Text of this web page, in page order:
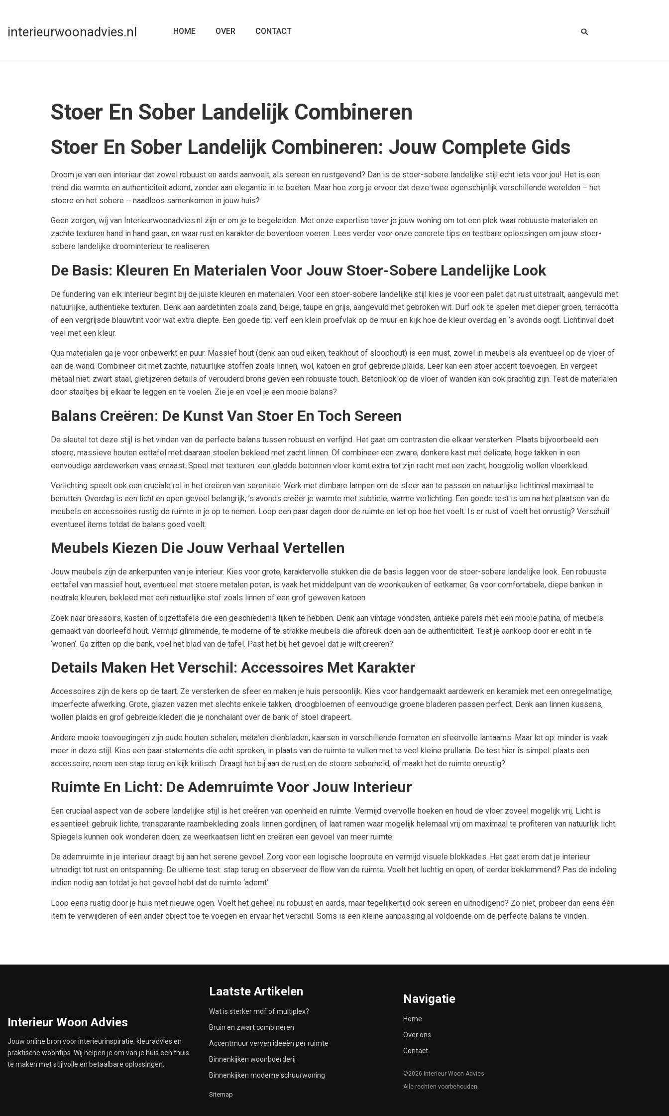
interieurwoonadvies.nl HOME OVER CONTACT
Stoer En Sober Landelijk Combineren
Stoer En Sober Landelijk Combineren: Jouw Complete Gids
Droom je van een interieur dat zowel robuust en aards aanvoelt, als sereen en rustgevend? Dan is de stoer-sobere landelijke stijl echt iets voor jou! Het is een
trend die warmte en authenticiteit ademt, zonder aan elegantie in te boeten. Maar hoe zorg je ervoor dat deze twee ogenschijnlijk verschillende werelden – het
stoere en het sobere – naadloos samenkomen in jouw huis?
Geen zorgen, wij van Interieurwoonadvies.nl zijn er om je te begeleiden. Met onze expertise tover je jouw woning om tot een plek waar robuuste materialen en
zachte texturen hand in hand gaan, en waar rust en karakter de boventoon voeren. Lees verder voor onze concrete tips en testbare oplossingen om jouw stoer-
sobere landelijke droominterieur te realiseren.
De Basis: Kleuren En Materialen Voor Jouw Stoer-Sobere Landelijke Look
De fundering van elk interieur begint bij de juiste kleuren en materialen. Voor een stoer-sobere landelijke stijl kies je voor een palet dat rust uitstraalt, aangevuld met
natuurlijke, authentieke texturen. Denk aan aardetinten zoals zand, beige, taupe en grijs, aangevuld met gebroken wit. Durf ook te spelen met dieper groen, terracotta
of een vergrijsde blauwtint voor wat extra diepte. Een goede tip: verf een klein proefvlak op de muur en kijk hoe de kleur overdag en ’s avonds oogt. Lichtinval doet
veel met een kleur.
Qua materialen ga je voor onbewerkt en puur. Massief hout (denk aan oud eiken, teakhout of sloophout) is een must, zowel in meubels als eventueel op de vloer of
aan de wand. Combineer dit met zachte, natuurlijke stoffen zoals linnen, wol, katoen en grof gebreide plaids. Leer kan een stoer accent toevoegen. En vergeet
metaal niet: zwart staal, gietijzeren details of verouderd brons geven een robuuste touch. Betonlook op de vloer of wanden kan ook prachtig zijn. Test de materialen
door staaltjes bij elkaar te leggen en te voelen. Zie je en voel je een mooie balans?
Balans Creëren: De Kunst Van Stoer En Toch Sereen
De sleutel tot deze stijl is het vinden van de perfecte balans tussen robuust en verfijnd. Het gaat om contrasten die elkaar versterken. Plaats bijvoorbeeld een
stoere, massieve houten eettafel met daaraan stoelen bekleed met zacht linnen. Of combineer een zware, donkere kast met delicate, hoge takken in een
eenvoudige aardewerken vaas ernaast. Speel met texturen: een gladde betonnen vloer komt extra tot zijn recht met een zacht, hoogpolig wollen vloerkleed.
Verlichting speelt ook een cruciale rol in het creëren van sereniteit. Werk met dimbare lampen om de sfeer aan te passen en natuurlijke lichtinval maximaal te
benutten. Overdag is een licht en open gevoel belangrijk; ’s avonds creëer je warmte met subtiele, warme verlichting. Een goede test is om na het plaatsen van de
meubels en accessoires rustig de ruimte in je op te nemen. Loop een paar dagen door de ruimte en let op hoe het voelt. Is er rust of voelt het onrustig? Verschuif
eventueel items totdat de balans goed voelt.
Meubels Kiezen Die Jouw Verhaal Vertellen
Jouw meubels zijn de ankerpunten van je interieur. Kies voor grote, karaktervolle stukken die de basis leggen voor de stoer-sobere landelijke look. Een robuuste
eettafel van massief hout, eventueel met stoere metalen poten, is vaak het middelpunt van de woonkeuken of eetkamer. Ga voor comfortabele, diepe banken in
neutrale kleuren, bekleed met een natuurlijke stof zoals linnen of een grof geweven katoen.
Zoek naar dressoirs, kasten of bijzettafels die een geschiedenis lijken te hebben. Denk aan vintage vondsten, antieke parels met een mooie patina, of meubels
gemaakt van doorleefd hout. Vermijd glimmende, te moderne of te strakke meubels die afbreuk doen aan de authenticiteit. Test je aankoop door er echt in te
‘wonen’. Ga zitten op die bank, voel het blad van de tafel. Past het bij het gevoel dat je wilt creëren?
Details Maken Het Verschil: Accessoires Met Karakter
Accessoires zijn de kers op de taart. Ze versterken de sfeer en maken je huis persoonlijk. Kies voor handgemaakt aardewerk en keramiek met een onregelmatige,
imperfecte afwerking. Grote, glazen vazen met slechts enkele takken, droogbloemen of eenvoudige groene bladeren passen perfect. Denk aan linnen kussens,
wollen plaids en grof gebreide kleden die je nonchalant over de bank of stoel drapeert.
Andere mooie toevoegingen zijn oude houten schalen, metalen dienbladen, kaarsen in verschillende formaten en sfeervolle lantaarns. Maar let op: minder is vaak
meer in deze stijl. Kies een paar statements die echt spreken, in plaats van de ruimte te vullen met te veel kleine prullaria. De test hier is simpel: plaats een
accessoire, neem een stap terug en kijk kritisch. Draagt het bij aan de rust en de stoere soberheid, of maakt het de ruimte onrustig?
Ruimte En Licht: De Ademruimte Voor Jouw Interieur
Een cruciaal aspect van de sobere landelijke stijl is het creëren van openheid en ruimte. Vermijd overvolle hoeken en houd de vloer zoveel mogelijk vrij. Licht is
essentieel: gebruik lichte, transparante raambekleding zoals linnen gordijnen, of laat ramen waar mogelijk helemaal vrij om maximaal te profiteren van natuurlijk licht.
Spiegels kunnen ook wonderen doen; ze weerkaatsen licht en creëren een gevoel van meer ruimte.
De ademruimte in je interieur draagt bij aan het serene gevoel. Zorg voor een logische looproute en vermijd visuele blokkades. Het gaat erom dat je interieur
uitnodigt tot rust en ontspanning. De ultieme test: stap terug en observeer de flow van de ruimte. Voelt het luchtig en open, of eerder beklemmend? Pas de indeling
indien nodig aan totdat je het gevoel hebt dat de ruimte ‘ademt’.
Loop eens rustig door je huis met nieuwe ogen. Voelt het geheel nu robuust en aards, maar tegelijkertijd ook sereen en uitnodigend? Zo niet, probeer dan eens één
item te verwijderen of een ander object toe te voegen en ervaar het verschil. Soms is een kleine aanpassing al voldoende om de perfecte balans te vinden.
Interieur Woon Advies
Jouw online bron voor interieurinspiratie, kleuradvies en
praktische woontips. Wij helpen je om van je huis een thuis
te maken met stijlvolle en betaalbare oplossingen.
Laatste Artikelen
Wat is sterker mdf of multiplex?
Bruin en zwart combineren
Accentmuur verven ideeën per ruimte
Binnenkijken woonboerderij
Binnenkijken moderne schuurwoning
Sitemap
Navigatie
Home
Over ons
Contact
©2026 Interieur Woon Advies.
Alle rechten voorbehouden.